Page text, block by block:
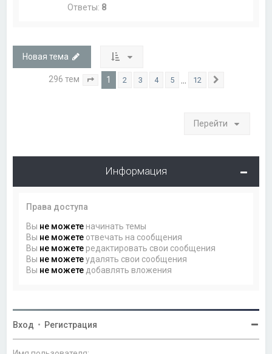
Ответы: 8
Новая тема
296 тем Страница из 12
1 2 3 4 5 12
Перейти
Информация
Права доступа
Вы не можете начинать темы
Вы не можете отвечать на сообщения
Вы не можете редактировать свои сообщения
Вы не можетеудалять свои сообщения
Вы не можете добавлять вложения
Вход • Регистрация